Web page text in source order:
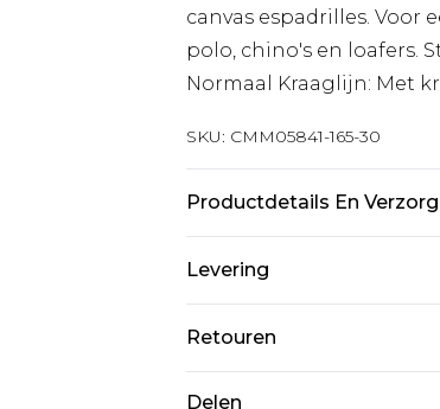
canvas espadrilles. Voor
polo, chino's en loafers.
Normaal Kraaglijn: Met
SKU: CMM05841-165-30
Productdetails En
Levering
Standaardlevering
Expressdienst Nederland
Retouren
Delen